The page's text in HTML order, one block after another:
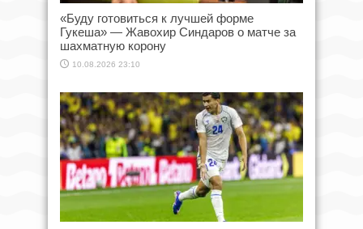
«Буду готовиться к лучшей форме
Гукеша» — Жавохир Синдаров о матче за
шахматную корону
10.08.2026 23:10